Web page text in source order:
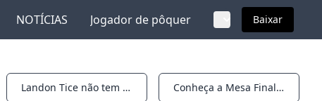
NOTÍCIAS Jogador de pôquer Baixar
Notifications Landon Tice não tem problema com Becker, só quer fazê-lo pagar Notifications Conheça a Mesa Final do WPT Voyage Championship